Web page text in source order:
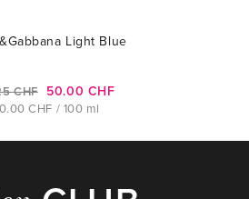
Light Blue
CHF 50.00 CHF
CHF / 100 ml